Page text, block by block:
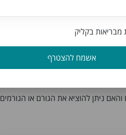
זה בהחלט בריא לגוף, הוא מסייע לנו
כל המערכות המושבתות בגוף,
שרירים וראש, בעיות בחילוף חומרים
ועוד. אחד המדדים היותר מדויקים
ברגע שהשינה מתחילה
ניתן להוציא את הגורם או הגורמים
בקליק
אשמח להצטרף